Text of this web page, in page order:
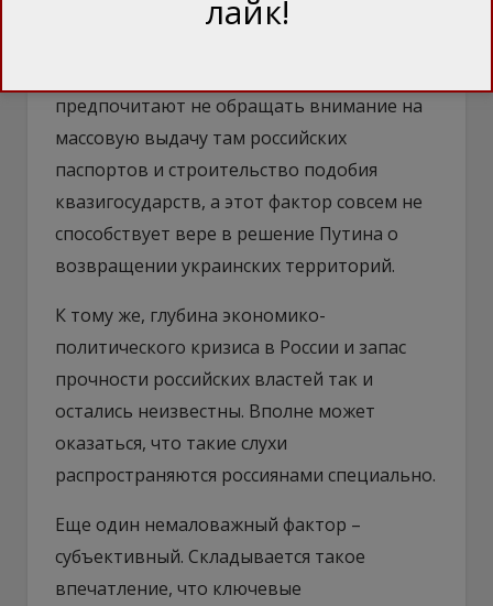
хочет избавиться от «ЛДНР».
предпочитают не обращать внимание на
массовую выдачу там российских
паспортов и строительство подобия
квазигосударств, а этот фактор совсем не
способствует вере в решение Путина о
возвращении украинских территорий.
К тому же, глубина экономико-
политического кризиса в России и запас
прочности российских властей так и
остались неизвестны. Вполне может
оказаться, что такие слухи
распространяются россиянами специально.
Еще один немаловажный фактор –
субъективный. Складывается такое
впечатление, что ключевые
лайк!